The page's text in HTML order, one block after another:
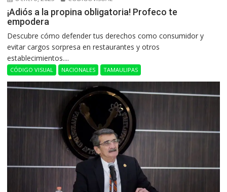
¡Adiós a la propina obligatoria! Profeco te
empodera
Descubre cómo defender tus derechos como consumidor y
evitar cargos sorpresa en restaurantes y otros
establecimientos....
CÓDIGO VISUAL NACIONALES TAMAULIPAS